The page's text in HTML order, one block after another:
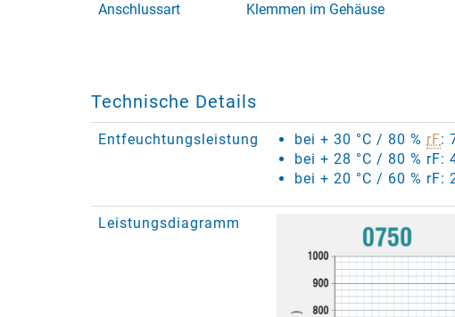
Anschlussart Klemmen im Gehäuse
Technische Details
Entfeuchtungsleistung bei + 30 °C / 80 % rF:
bei + 28 °C / 80 % rF:
bei + 20 °C / 60 % rF:
Leistungsdiagramm